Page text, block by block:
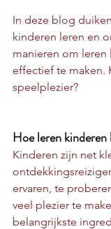
In deze blog
kinderen leren en
manieren om leren
effectief te maken.
speelplezier?
Hoe leren kinderen
Kinderen zijn net
ervaren, te
veel plezier te
belangrijkste